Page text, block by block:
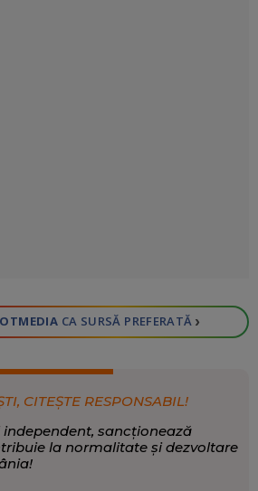
CA SURSĂ PREFERATĂ ›
CITEȘTE RESPONSABIL!
sancționează
la normalitate și dezvoltare